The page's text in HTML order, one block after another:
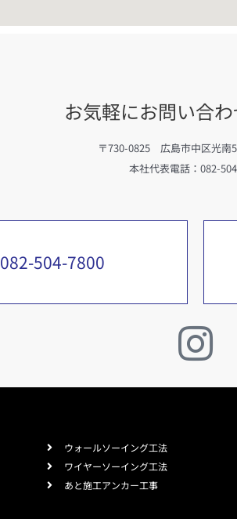
お気軽にお問い合
〒730-0825 広島市中区光南
本社代表電話：082-
082-504-7800
ウォールソーイング工法
ワイヤーソーイング工法
あと施工アンカー工事